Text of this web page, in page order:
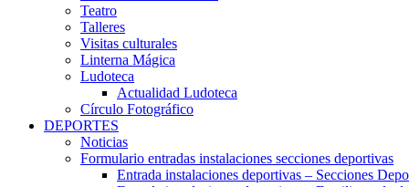
Teatro
Talleres
Visitas culturales
Linterna Mágica
Ludoteca
Actualidad Ludoteca
Círculo Fotográfico
DEPORTES
Noticias
Formulario entradas instalaciones secciones deportivas
Entrada instalaciones deportivas – Secciones